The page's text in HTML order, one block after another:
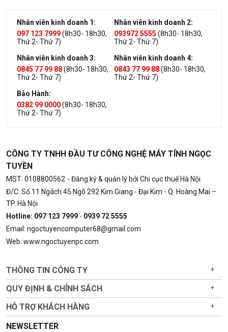
Nhân viên kinh doanh 1:
097 123 7999(8h30- 18h30,
Thứ 2- Thứ 7)
Nhân viên kinh doanh 2:
093972 5555 (8h30- 18h30,
Thứ 2- Thứ 7)
Nhân viên kinh doanh 3:
0845 77 99 88(8h30- 18h30,
Thứ 2- Thứ 7)
Nhân viên kinh doanh 4:
0843 77 99 88(8h30- 18h30,
Thứ 2- Thứ 7)
Bảo Hành:
0382 99 0000(8h30- 18h30,
Thứ 2- Thứ 7)
CÔNG TY TNHH ĐẦU TƯ CÔNG NGHỆ MÁY TÍNH NGỌC
TUYỀN
MST: 0108800562 - Đăng ký & quản lý bởi Chi cục thuế Hà Nội
Đ/C: Số 11 Ngách 45 Ngõ 292 Kim Giang - Đại Kim - Q. Hoàng Mai –
TP. Hà Nội
Hotline: 097 123 7999 - 0939 72 5555
Email: ngoctuyencomputer68@gmail.com
Web: www.ngoctuyenpc.com
THÔNG TIN CÔNG TY +
QUY ĐỊNH & CHÍNH SÁCH +
HỖ TRỢ KHÁCH HÀNG +
NEWSLETTER